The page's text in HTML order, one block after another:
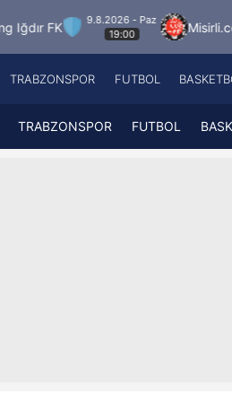
- Paz
19:00
Misirli.com.tr
Fenerbahçe
Galatasaray
A
TRABZONSPOR FUTBOL
TRABZONSPOR FUTBOL